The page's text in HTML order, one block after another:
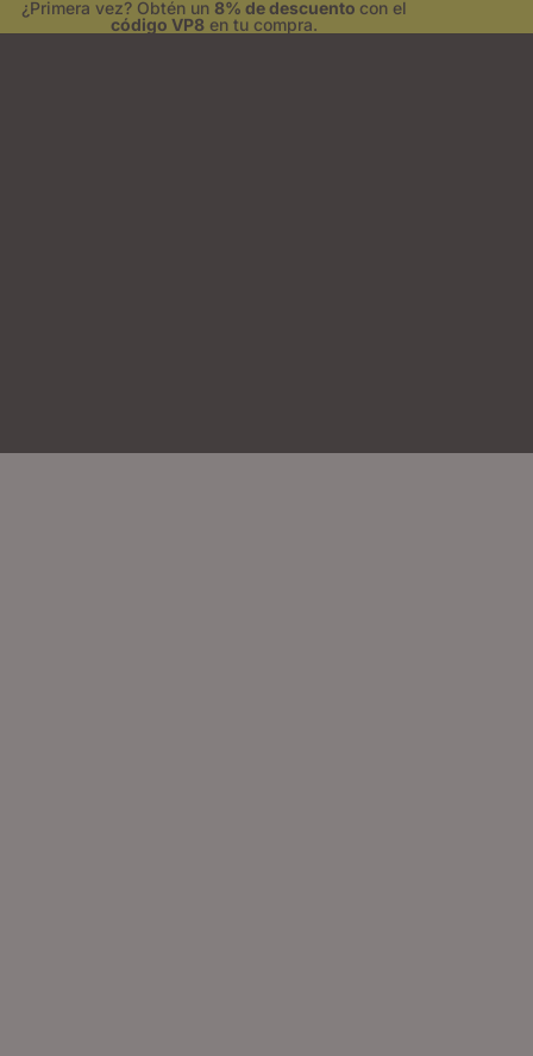
¿Primera vez? Obtén un 8% de descuento con el
código VP8 en tu compra.